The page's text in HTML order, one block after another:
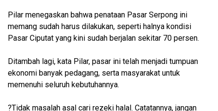
Pilar menegaskan bahwa penataan Pasar Serpong ini
memang sudah harus dilakukan, seperti halnya kondisi
Pasar Ciputat yang kini sudah berjalan sekitar 70 persen.
Ditambah lagi, kata Pilar, pasar ini telah menjadi tumpuan
ekonomi banyak pedagang, serta masyarakat untuk
memenuhi seluruh kebutuhannya.
?Tidak masalah asal cari rezeki halal. Catatannya, jangan